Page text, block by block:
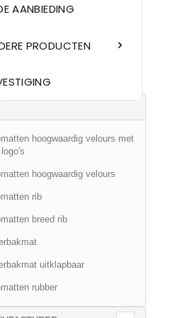
AANBIEDING
PRODUCTEN
hoogwaardig velours met
hoogwaardig velours
rib
breed rib
uitklapbaar
rubber